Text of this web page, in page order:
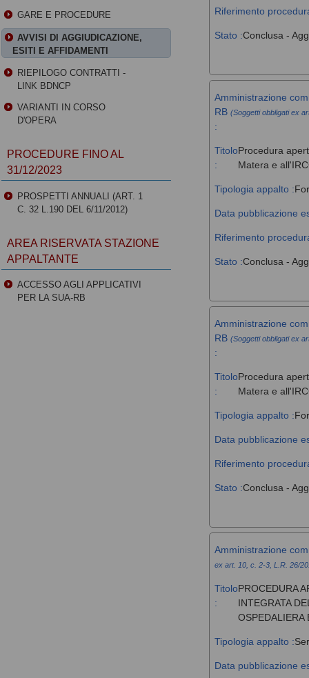
Riferimento
Stato :Conclusa -
Amministrazione
RB (Soggetti obbligati ex
:
Titolo
:
Procedura
Matera e
Tipologia appalto :
Data pubblicazione
Riferimento
Stato :Conclusa -
Amministrazione
RB (Soggetti obbligati ex
:
Titolo
:
Procedura
Matera e
Tipologia appalto :
Data pubblicazione
Riferimento
Stato :Conclusa -
Amministrazione
ex art. 10, c. 2-3, L.R. 26/
Titolo
:
PROCEDURA
INTEGRATA
OSPEDALIERA
Tipologia appalto :
Data pubblicazione
GARE E PROCEDURE
AVVISI DI AGGIUDICAZIONE,
ESITI E AFFIDAMENTI
RIEPILOGO CONTRATTI -
LINK BDNCP
VARIANTI IN CORSO
D'OPERA
PROCEDURE FINO AL
31/12/2023
PROSPETTI ANNUALI (ART. 1
C. 32 L.190 DEL 6/11/2012)
AREA RISERVATA STAZIONE
APPALTANTE
ACCESSO AGLI APPLICATIVI
PER LA SUA-RB